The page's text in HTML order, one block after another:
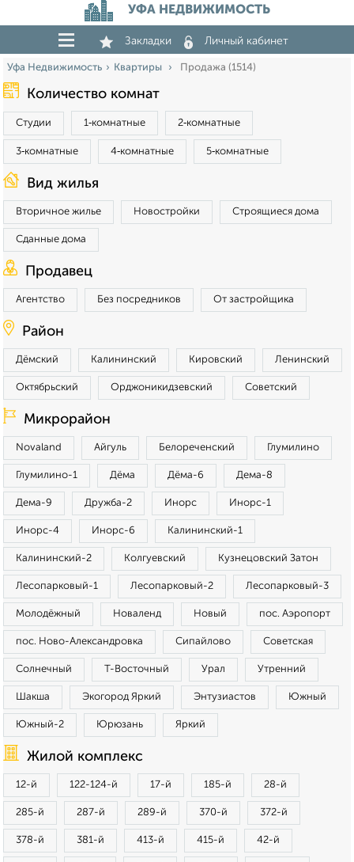
УФА НЕДВИЖИМОСТЬ
Закладки Личный кабинет
Уфа Недвижимость Квартиры Продажа (1514)
Количество комнат
Студии 1‑комнатные 2‑комнатные
3‑комнатные 4‑комнатные 5‑комнатные
Вид жилья
Вторичное жилье Новостройки Строящиеся дома
Сданные дома
Продавец
Агентство Без посредников От застройщика
Район
Дёмский Калининский Кировский Ленинский
Октябрьский Орджоникидзевский Советский
Микрорайон
Novaland Айгуль Белореченский Глумилино
Глумилино-1 Дёма Дёма-6 Дема-8
Дема-9 Дружба-2 Инорс Инорс-1
Инорс-4 Инорс-6 Калининский-1
Калининский-2 Колгуевский Кузнецовский Затон
Лесопарковый-1 Лесопарковый-2 Лесопарковый-3
Молодёжный Новаленд Новый пос. Аэропорт
пос. Ново-Александровка Сипайлово Советская
Солнечный Т-Восточный Урал Утренний
Шакша Экогород Яркий Энтузиастов Южный
Южный-2 Юрюзань Яркий
Жилой комплекс
12-й 122-124-й 17-й 185-й 28-й
285-й 287-й 289-й 370-й 372-й
378-й 381-й 413-й 415-й 42-й